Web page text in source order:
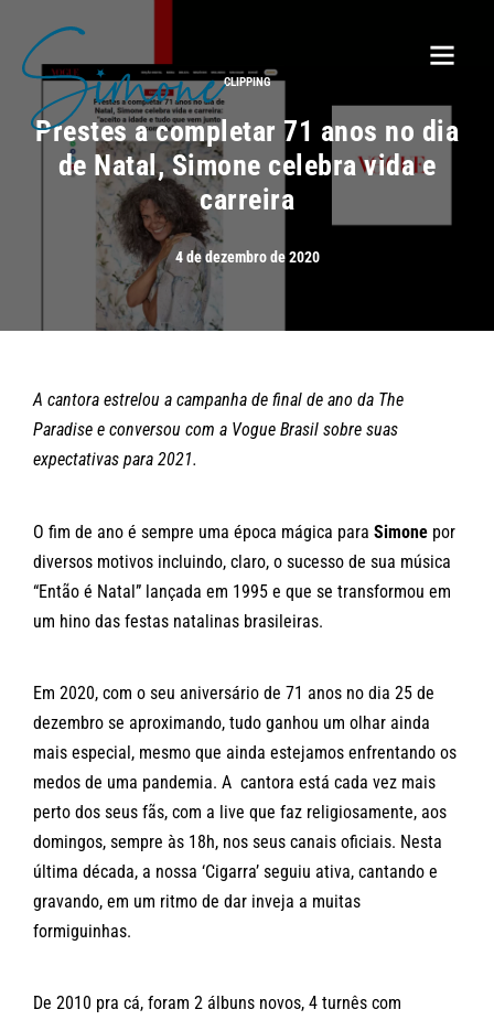
CLIPPING
Prestes a completar 71 anos no dia
de Natal, Simone celebra vida e
carreira
4 de dezembro de 2020
A cantora estrelou a campanha de final de ano da The
Paradise e conversou com a Vogue Brasil sobre suas
expectativas para 2021.
O fim de ano é sempre uma época mágica para Simone por
diversos motivos incluindo, claro, o sucesso de sua música
“Então é Natal” lançada em 1995 e que se transformou em
um hino das festas natalinas brasileiras.
Em 2020, com o seu aniversário de 71 anos no dia 25 de
dezembro se aproximando, tudo ganhou um olhar ainda
mais especial, mesmo que ainda estejamos enfrentando os
medos de uma pandemia. A cantora está cada vez mais
perto dos seus fãs, com a live que faz religiosamente, aos
domingos, sempre às 18h, nos seus canais oficiais. Nesta
última década, a nossa ‘Cigarra’ seguiu ativa, cantando e
gravando, em um ritmo de dar inveja a muitas
formiguinhas.
De 2010 pra cá, foram 2 álbuns novos, 4 turnês com